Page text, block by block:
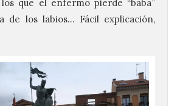
que el enfermo pierde “baba”
de los labios… Fácil explicación,